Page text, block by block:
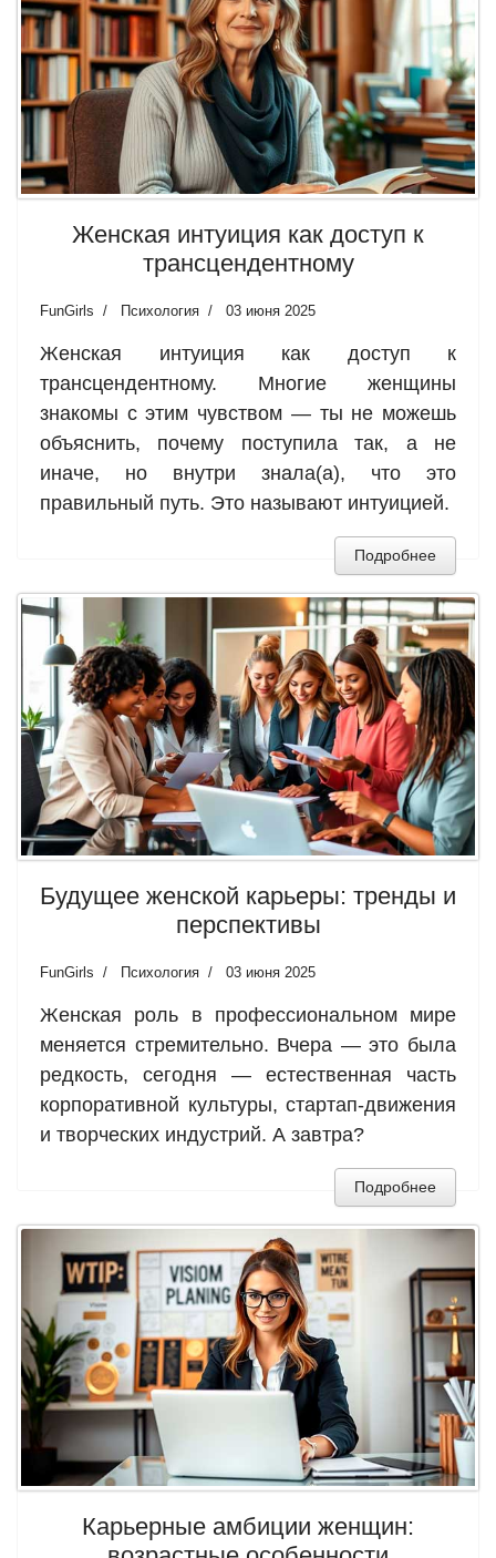
Женская интуиция как доступ к
трансцендентному
FunGirls Психология 03 июня 2025
Женская интуиция как доступ к
трансцендентному. Многие женщины
знакомы с этим чувством — ты не можешь
объяснить, почему поступила так, а не
иначе, но внутри знала(а), что это
правильный путь. Это называют интуицией.
Подробнее
Будущее женской карьеры: тренды и
перспективы
FunGirls Психология 03 июня 2025
Женская роль в профессиональном мире
меняется стремительно. Вчера — это была
редкость, сегодня — естественная часть
корпоративной культуры, стартап-движения
и творческих индустрий. А завтра?
Подробнее
Карьерные амбиции женщин: